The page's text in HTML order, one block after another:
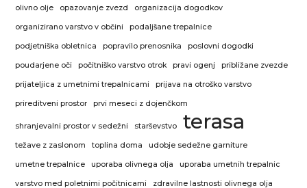
olivno olje opazovanje zvezd organizacija dogodkov
organizirano varstvo v občini podaljšane trepalnice
podjetniška obletnica popravilo prenosnika poslovni dogodki
poudarjene oči počitniško varstvo otrok pravi ogenj približane zvezde
prijateljica z umetnimi trepalnicami prijava na otroško varstvo
prireditveni prostor prvi meseci z dojenčkom
shranjevalni prostor v sedežni starševstvo terasa
težave z zaslonom toplina doma udobje sedežne garniture
umetne trepalnice uporaba olivnega olja uporaba umetnih trepalnic
varstvo med poletnimi počitnicami zdravilne lastnosti olivnega olja